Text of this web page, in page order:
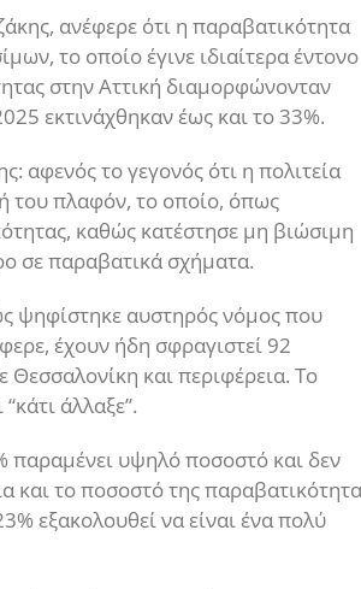
ανέφερε ότι η παραβατικότητα
το οποίο έγινε ιδιαίτερα έντονο
στην Αττική διαμορφώνονταν
εκτινάχθηκαν έως και το 33%.
αφενός το γεγονός ότι η πολιτεία
του πλαφόν, το οποίο, όπως
καθώς κατέστησε μη βιώσιμη
σε παραβατικά σχήματα.
ψηφίστηκε αυστηρός νόμος που
έχουν ήδη σφραγιστεί 92
και περιφέρεια. Το
άλλαξε”.
παραμένει υψηλό ποσοστό και δεν
και το ποσοστό της
εξακολουθεί να είναι ένα πολύ